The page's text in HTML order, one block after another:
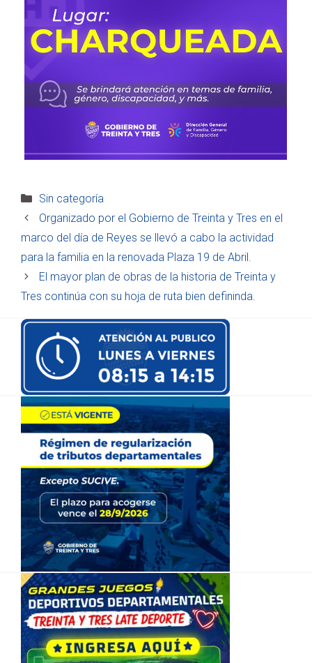
Categorías
Sin categoría
Organizado por el Gobierno de Treinta y Tres en el
marco del día de Reyes se llevó a cabo la actividad
para la familia en la renovada Plaza 19 de Abril.
El mayor plan de obras de la historia de Treinta y
Tres continúa con su hoja de ruta bien defininda.